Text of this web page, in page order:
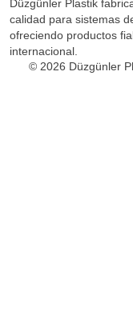
Düzgünler Plastik
calidad para sistemas
ofreciendo productos
internacional.
© 2026 Düzgünler